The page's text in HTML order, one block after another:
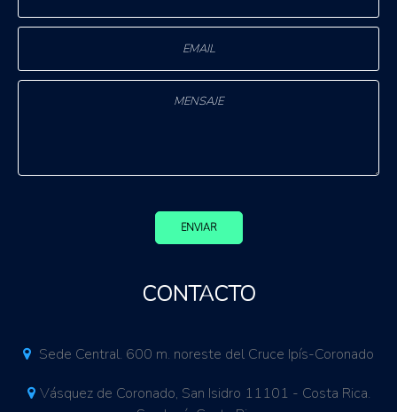
ENVIAR
CONTACTO
Sede Central. 600 m. noreste del Cruce Ipís-Coronado
Vásquez de Coronado, San Isidro 11101 - Costa Rica.